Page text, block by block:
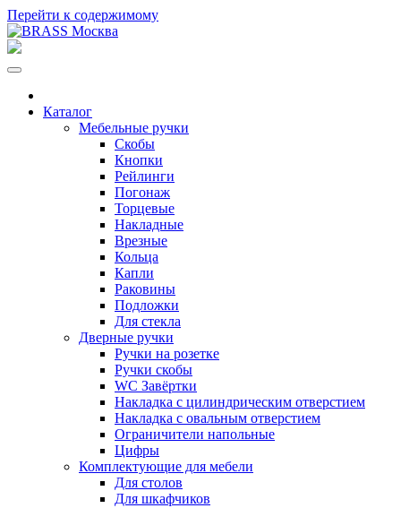
Перейти к содержимому
Каталог
Мебельные ручки
Скобы
Кнопки
Рейлинги
Погонаж
Торцевые
Накладные
Врезные
Кольца
Капли
Раковины
Подложки
Для стекла
Дверные ручки
Ручки на розетке
Ручки скобы
WC Завёртки
Накладка с цилиндрическим отверстием
Накладка с овальным отверстием
Ограничители напольные
Цифры
Комплектующие для мебели
Для столов
Для шкафчиков